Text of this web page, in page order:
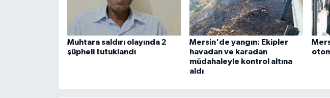
Muhtara saldırı olayında 2
şüpheli tutuklandı
Mersin'de yangın: Ekipler
havadan ve karadan
müdahaleyle kontrol altına
aldı